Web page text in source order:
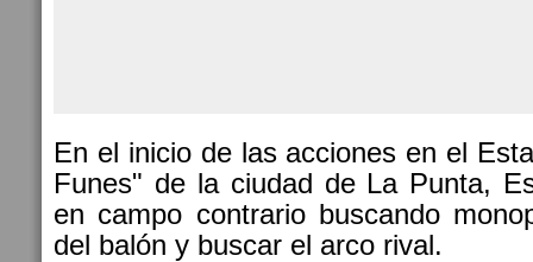
En el inicio de las acciones en el
Funes" de la ciudad de La Punta,
en campo contrario buscando
del balón y buscar el arco rival.